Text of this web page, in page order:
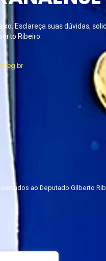
Esclareça suas dúvidas,
Ribeiro.
ao Deputado Gilberto